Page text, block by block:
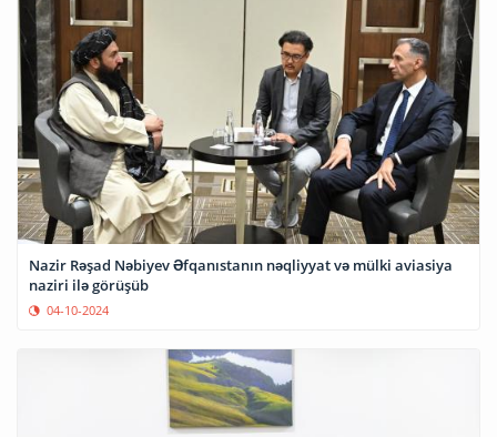
Nazir Rəşad Nəbiyev Əfqanıstanın nəqliyyat və mülki aviasiya
naziri ilə görüşüb
04-10-2024